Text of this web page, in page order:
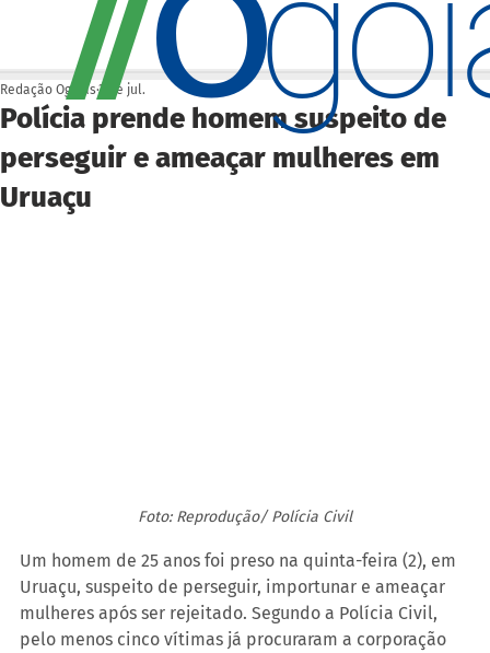
Polícia prende homem suspeito de
perseguir e ameaçar mulheres em
Uruaçu
Redação Ogoiás 3 de jul.
Foto: Reprodução/ Polícia Civil
Um homem de 25 anos foi preso na quinta-feira (2), em
Uruaçu, suspeito de perseguir, importunar e ameaçar
mulheres após ser rejeitado. Segundo a Polícia Civil,
pelo menos cinco vítimas já procuraram a corporação